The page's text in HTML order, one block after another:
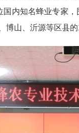
内知名蜂业专家
山、沂源等区县的